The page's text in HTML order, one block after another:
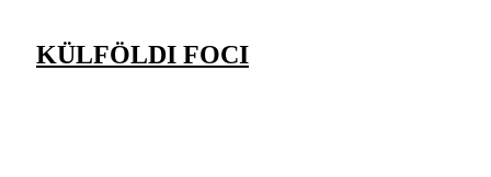
KÜLFÖLDI FOCI